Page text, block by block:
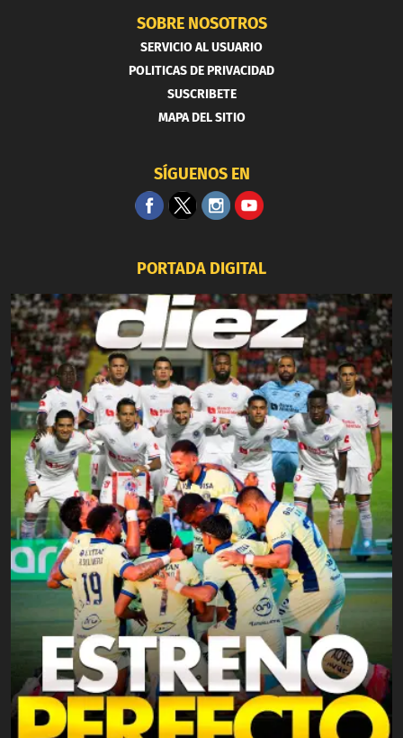
SOBRE NOSOTROS
SERVICIO AL USUARIO
POLITICAS DE PRIVACIDAD
SUSCRIBETE
MAPA DEL SITIO
SÍGUENOS EN
PORTADA DIGITAL